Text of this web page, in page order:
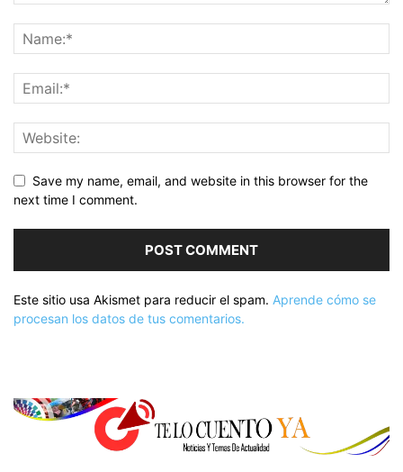
Save my name, email, and website in this browser for the
next time I comment.
Este sitio usa Akismet para reducir el spam. Aprende cómo se
procesan los datos de tus comentarios.